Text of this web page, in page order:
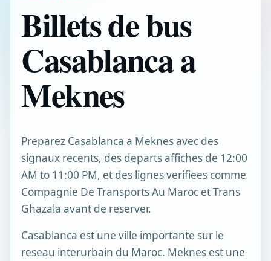
Billets de bus
Casablanca a
Meknes
Preparez Casablanca a Meknes avec des
signaux recents, des departs affiches de 12:00
AM to 11:00 PM, et des lignes verifiees comme
Compagnie De Transports Au Maroc et Trans
Ghazala avant de reserver.
Casablanca est une ville importante sur le
reseau interurbain du Maroc. Meknes est une